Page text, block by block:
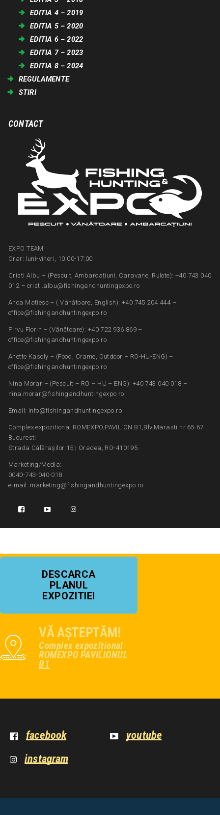
EDITIA 4 – 2019
EDITIA 5 – 2020
EDITIA 6 – 2022
EDITIA 7 – 2023
EDITIA 8 – 2024
REGULAMENTE
STIRI
CONTACT
EXPO TEAM
Orar: luni-vineri, 10:00-17:00
Cristi Albu – (Pescuit, Ambarcațiuni, Caravane, Rulote): +40 743 040
012 – cristi.albu@fishingandhuntingexpo.ro
Anca Matiesc – ( Vânătoare, English): +40 745 204 444 –
office@fishingandhuntingexpo.ro
Pirvu Florin – (Vânătoare): +40 722 936 869 –
office@fishingandhuntingexpo.ro
Anette Kasoly – (Food, Crame, Outdoor – RO-HU-ENG) –
office@fishingandhuntingexpo.ro
Nina Morar – (Pescuit – RO – HU – ENG): +40 743 040 018 –
nina.morar@fishingandhuntingexpo.ro
Email: info@fishingandhuntingexpo.ro
Complex expozitional ROMEXPO,PAVILION B1,Blv.Marasti nr.65-67 |
Bucuresti
Strada Călărașilor 15 | Oradea, RO-410195
Marketing/Media:
0040-743-040-018
e-mail: marketing@fishingandhuntingexpo.ro
DESCARCA
PLANUL
EXPOZITIEI
VĂ AȘTEPTĂM!
Complex expozițional
ROMEXPO PAVILIONUL
B1
facebook
youtube
instagram